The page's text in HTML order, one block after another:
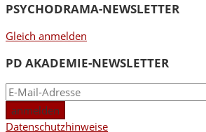
PSYCHODRAMA-NEWSLETTER
Gleich anmelden
PD AKADEMIE-NEWSLETTER
Datenschutzhinweise